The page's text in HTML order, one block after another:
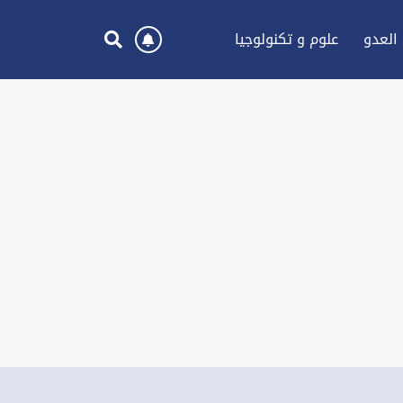
علوم و تكنولوجيا